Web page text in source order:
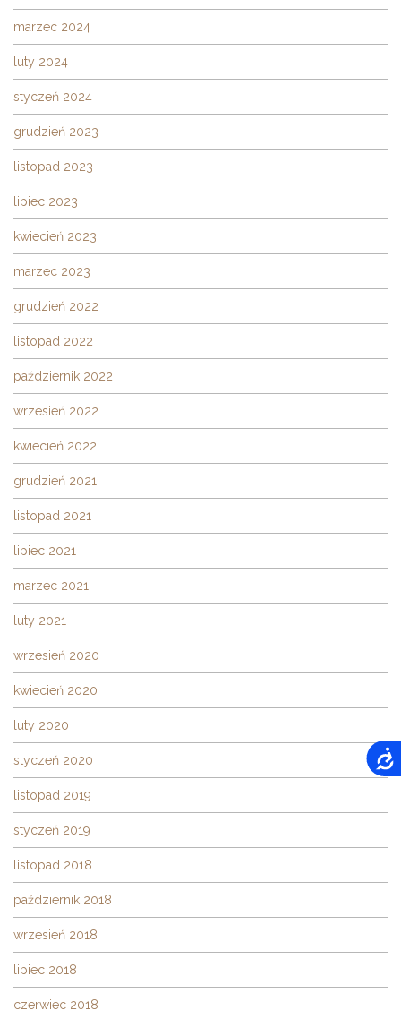
marzec 2024
luty 2024
styczeń 2024
grudzień 2023
listopad 2023
lipiec 2023
kwiecień 2023
marzec 2023
grudzień 2022
listopad 2022
październik 2022
wrzesień 2022
kwiecień 2022
grudzień 2021
listopad 2021
lipiec 2021
marzec 2021
luty 2021
wrzesień 2020
kwiecień 2020
luty 2020
styczeń 2020
listopad 2019
styczeń 2019
listopad 2018
październik 2018
wrzesień 2018
lipiec 2018
czerwiec 2018